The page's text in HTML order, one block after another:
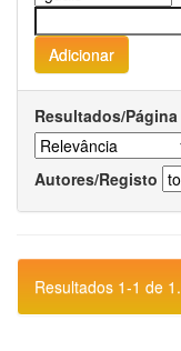
Resultados/Página
Autores/Registo
Resultados 1-1 de 1.